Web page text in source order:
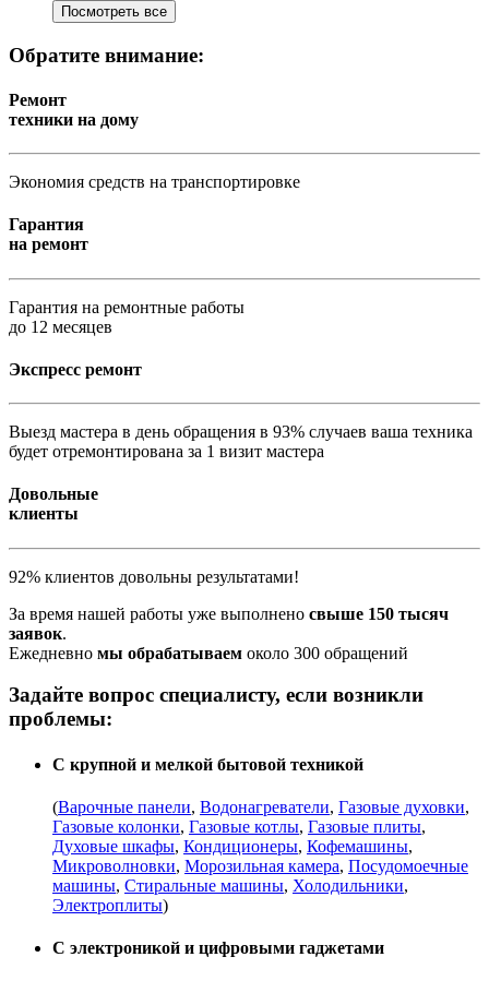
Посмотреть все
Обратите внимание:
Ремонт
техники на дому
Экономия средств на транспортировке
Гарантия
на ремонт
Гарантия на ремонтные работы
до 12 месяцев
Экспресс ремонт
Выезд мастера в день обращения в 93% случаев ваша техника
будет отремонтирована за 1 визит мастера
Довольные
клиенты
92% клиентов довольны результатами!
За время нашей работы уже выполнено свыше 150 тысяч
заявок.
Ежедневно мы обрабатываем около 300 обращений
Задайте вопрос специалисту, если возникли
проблемы:
С крупной и мелкой бытовой техникой
(Варочные панели, Водонагреватели, Газовые духовки,
Газовые колонки, Газовые котлы, Газовые плиты,
Духовые шкафы, Кондиционеры, Кофемашины,
Микроволновки, Морозильная камера, Посудомоечные
машины, Стиральные машины, Холодильники,
Электроплиты)
С электроникой и цифровыми гаджетами